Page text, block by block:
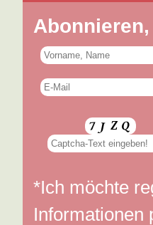
*Ich möchte
Informationen